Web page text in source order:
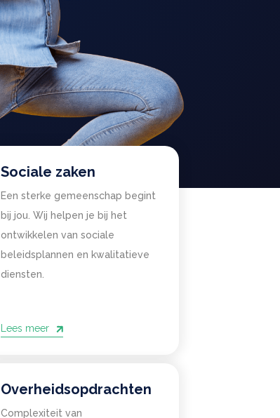
Sociale zaken
Een sterke gemeenschap begint
bij jou. Wij helpen je bij het
ontwikkelen van sociale
beleidsplannen en kwalitatieve
diensten.
Lees meer
Overheidsopdrachten
Complexiteit van